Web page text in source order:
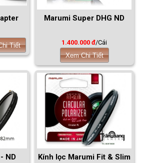
Tiết
Marumi Super DHG ND
1.400.000 đ/Cái
Xem Chi Tiết
ND
Kính lọc Marumi Fit & Slim